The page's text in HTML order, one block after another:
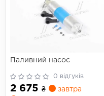
Паливний насос
0 відгуків
2 675 ₴
завтра